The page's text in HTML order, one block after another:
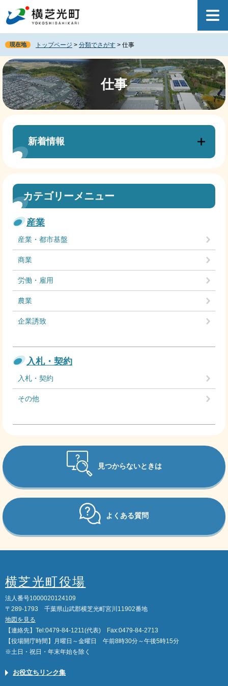
ジ
先
頭
で
す
。
ュ
を
飛
ば
し
て
本
現在地 トップページ > 分類でさがす > 仕事
本
文
仕事
新着情報
カテゴリーメニュー
産業
産業・都市基盤
商業
労働・雇用
農業
企業誘致
入札・契約
入札・契約
その他
見つからないときは
よくある質問
横芝光町役場
法人番号1000020124109
〒289-1793 千葉県山武郡横芝光町宮川11902番地
地図を見る
【連絡先】Tel:0479-84-1211(代表) Fax:0479-84-2713
【役場開庁時間】月曜日～金曜日 午前8時30分～午後5時15分
※土日・祝日・年末年始を除く
お役立ちリンク集